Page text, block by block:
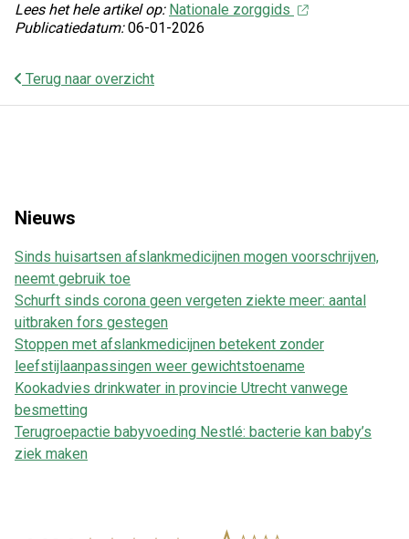
Lees het hele artikel op: Nationale zorggids
Publicatiedatum:06-01-2026
Terug naar overzicht
Nieuws
Sinds huisartsen afslankmedicijnen mogen voorschrijven,
neemt gebruik toe
Schurft sinds corona geen vergeten ziekte meer: aantal
uitbraken fors gestegen
Stoppen met afslankmedicijnen betekent zonder
leefstijlaanpassingen weer gewichtstoename
Kookadvies drinkwater in provincie Utrecht vanwege
besmetting
Terugroepactie babyvoeding Nestlé: bacterie kan baby’s
ziek maken